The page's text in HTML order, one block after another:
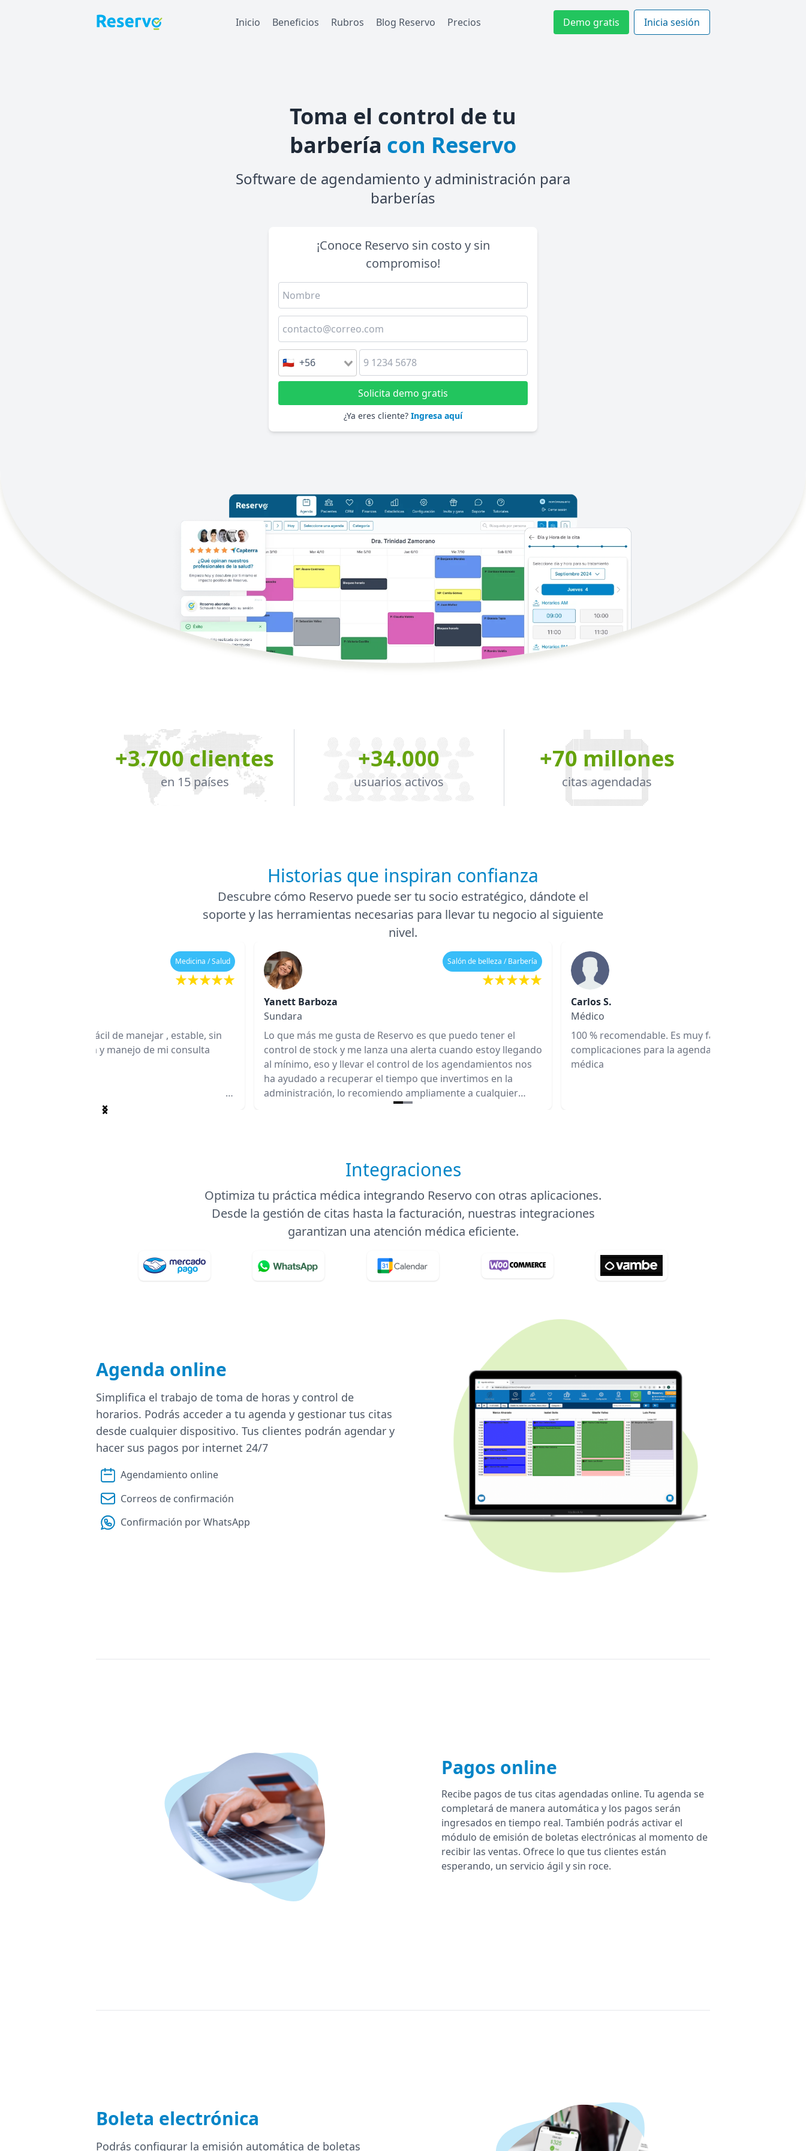
Inicio Beneficios Rubros Blog Reservo Precios Demo gratis Inicia sesión
Toma el control de tu
barbería con Reservo
Software de agendamiento y administración para
barberías
¡Conoce Reservo sin costo y sin
compromiso!
🇨🇱 +56
Solicita demo gratis
¿Ya eres cliente? Ingresa aquí
+3.700 clientes
en 15 países
+34.000
usuarios activos
+70 millones
citas agendadas
Historias que inspiran confianza
Descubre cómo Reservo puede ser tu socio estratégico, dándote el
soporte y las herramientas necesarias para llevar tu negocio al siguiente
nivel.
Medicina / Salud
Es muy fácil de manejar , estable, sin
para la agenda y manejo de mi consulta
⠀ ⠀ ⠀ ⠀ ⠀ ⠀ ⠀ ⠀ ⠀ ⠀ ⠀ ⠀ ⠀ ⠀ ⠀ ⠀ ⠀ ⠀ ⠀ ⠀ ⠀ ⠀ ⠀ ⠀
Salón de belleza / Barbería
Yanett Barboza
Sundara
Lo que más me gusta de Reservo es que puedo tener el
control de stock y me lanza una alerta cuando estoy llegando
al mínimo, eso y llevar el control de los agendamientos nos
ha ayudado a recuperar el tiempo que invertimos en la
administración, lo recomiendo ampliamente a cualquier
profesional que busca eficiencia en su negocio.
Carlos S.
Médico
100 % recomendable. Es muy fácil de manejar ,
complicaciones para la agenda y manejo de mi
médica ⠀ ⠀ ⠀ ⠀ ⠀ ⠀ ⠀ ⠀ ⠀ ⠀ ⠀ ⠀ ⠀ ⠀ ⠀ ⠀ ⠀ ⠀ ⠀ ⠀
Item
Integraciones
Optimiza tu práctica médica integrando Reservo con otras aplicaciones.
Desde la gestión de citas hasta la facturación, nuestras integraciones
garantizan una atención médica eficiente.
Agenda online
Simplifica el trabajo de toma de horas y control de
horarios. Podrás acceder a tu agenda y gestionar tus citas
desde cualquier dispositivo. Tus clientes podrán agendar y
hacer sus pagos por internet 24/7
Agendamiento online
Correos de confirmación
Confirmación por WhatsApp
Pagos online
Recibe pagos de tus citas agendadas online. Tu agenda se
completará de manera automática y los pagos serán
ingresados en tiempo real. También podrás activar el
módulo de emisión de boletas electrónicas al momento de
recibir las ventas. Ofrece lo que tus clientes están
esperando, un servicio ágil y sin roce.
Boleta electrónica
Podrás configurar la emisión automática de boletas